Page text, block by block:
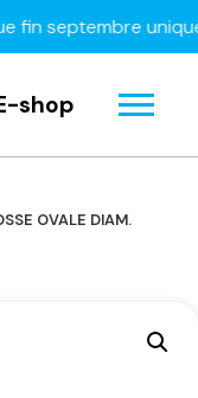
septembre
shop
OVALE DIAM.